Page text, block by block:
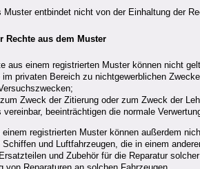
Muster entbindet nicht von der Einhaltung der
Rechte aus dem Muster
aus einem registrierten Muster können nicht
im privaten Bereich zu nichtgewerblichen
Zweck der Zitierung oder zum Zweck der
beeinträchtigen die normale
registrierten Muster können außerdem
und Luftfahrzeugen, die in einem
und Zubehör für die Reparatur